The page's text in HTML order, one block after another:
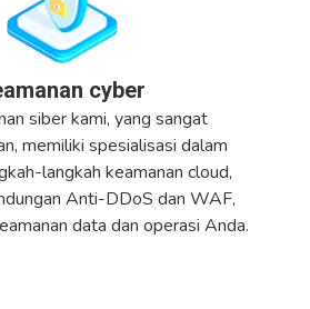
cyber
siber kami, yang sangat
memiliki spesialisasi dalam
langkah keamanan cloud,
Anti-DDoS dan WAF,
data dan operasi Anda.